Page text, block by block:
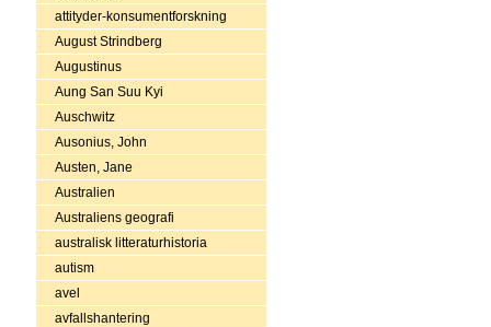
attityder-konsumentforskning
August Strindberg
Augustinus
Aung San Suu Kyi
Auschwitz
Ausonius, John
Austen, Jane
Australien
Australiens geografi
australisk litteraturhistoria
autism
avel
avfallshantering